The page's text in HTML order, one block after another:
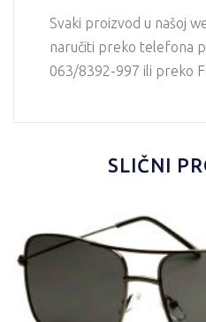
Svaki proizvod u našoj
naručiti preko telefona
063/8392-997 ili preko
SLIČNI